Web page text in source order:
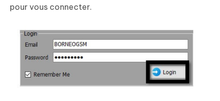
pour vous connecter.